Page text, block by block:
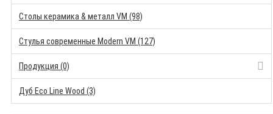
Столы керамика & металл VM (98)
Стулья современные Modern VM (127)
Продукция (0)
Дуб Eco Line Wood (3)